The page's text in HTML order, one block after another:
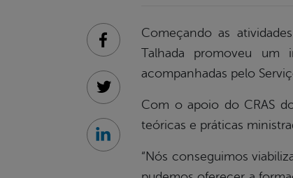
Começando as
Talhada promoveu um
acompanhadas pelo
Com o apoio do CRAS
teóricas e práticas
“Nós conseguimos
Facebook
Twitter
Linkedin